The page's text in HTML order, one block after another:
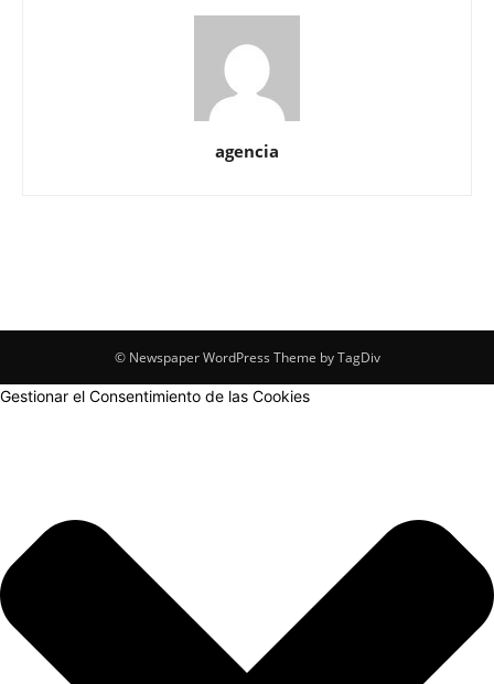
agencia
© Newspaper WordPress Theme by TagDiv
Gestionar el Consentimiento de las Cookies